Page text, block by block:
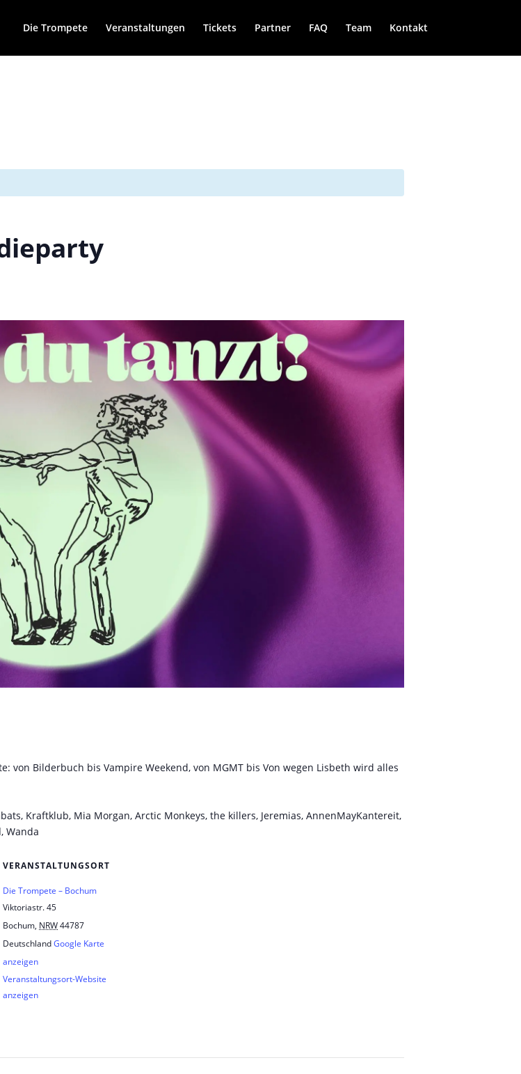
Die Trompete Veranstaltungen Tickets Partner FAQ Team Kontakt
Bilderbuch bis Vampire Weekend, von MGMT bis Von wegen Lisbeth wird alles
Kraftklub, Mia Morgan, Arctic Monkeys, the killers, Jeremias, AnnenMayKantereit,
Wanda
VERANSTALTUNGSORT
Die Trompete – Bochum
Viktoriastr. 45
Bochum, NRW44787
DeutschlandGoogle Karte
anzeigen
Veranstaltungsort-Website
anzeigen